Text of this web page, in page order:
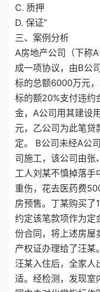
C. 质押
D. 保证”
三、案例分析
A房地产公司（下称
成一项协议，由B公
标的总额6000万元
标的额20%支付违约
金，A公司用其建设
元，乙公司为此笔贷
定。 B公司未经A公
司施工，该公司由张
工人刘某不慎掉落手
重伤，花去医药费
房预售。丁某购买了
约定该笔款项作为定
份合同，将上述房屋
产权证办理给了汪某
汪某入住后，全家人
适。经检测，发现室